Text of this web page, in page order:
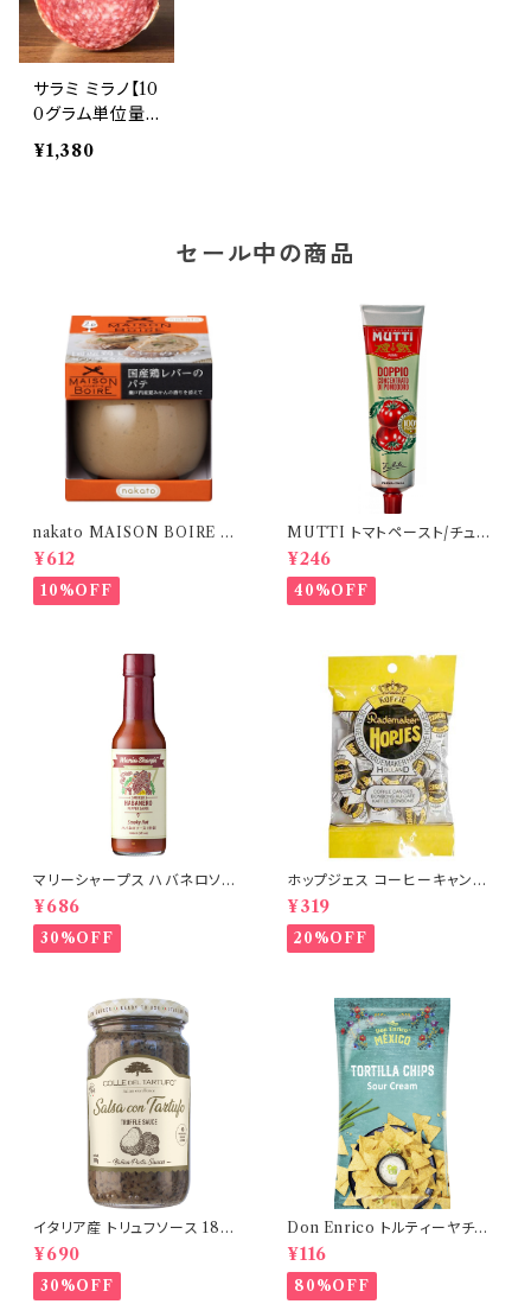
サラミ ミラノ【10
0グラム単位量
り売り】ミラノ風
生サラミ アメリ
¥1,380
セール中の商品
nakato MAISON BOIRE 国
産鶏レバーのパテ 95g｜ワイン
に合う おつまみ パン・クラッカ
ーに
¥612
10%OFF
MUTTI トマトペースト/チュー
ブタイプ 130g イタリア食材
二倍濃縮
¥246
40%OFF
マリーシャープス ハバネロソー
ス SMOKY(中辛) 148ml
¥686
30%OFF
ホップジェス コーヒーキャンデ
ィ袋入 80ｇ ベルギー産
¥319
20%OFF
イタリア産 トリュフソース 180g
COLLE DEL TARTUFO｜本
格トリュフパスタソース
¥690
30%OFF
Don Enrico トルティーヤチッ
プス サワークリーム味 125g｜
コーンチップス ナチョス おつま
み メキシカン スナック
¥116
80%OFF